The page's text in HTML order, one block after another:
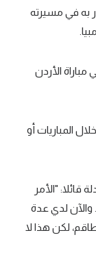
به في مسيرته
الأردن
المباريات أو
"الأمر
والآن لدي عدة
لكن هذا لا